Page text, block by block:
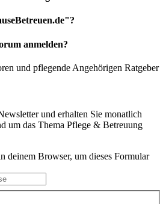
anmelden?
und erhalten Sie monatlich
um das Thema Pflege & Betreuung
deinem Browser, um dieses Formular